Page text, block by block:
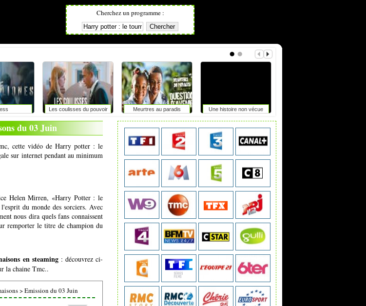
Cherchez un programme :
Les coulisses du pouvoir Meurtres au paradis Une histoire non vécue
du 03 Juin
cette vidéo de Harry potter : le
sur internet pendant au minimum
Helen Mirren, «Harry Potter : le
du monde des sorciers. Avec
nous dira quels fans connaissent
remporter le titre de champion du
en steaming: découvrez ci-
la chaine Tmc..
>Emission du 03 Juin